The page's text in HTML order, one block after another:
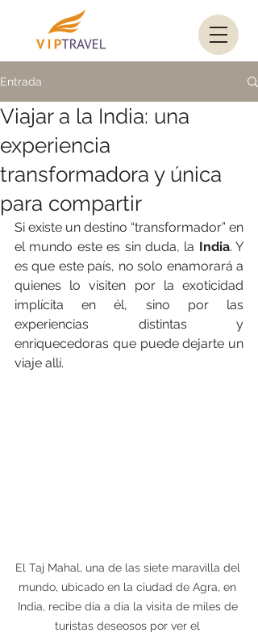
Entrada
Viajar a la India: una
experiencia
transformadora y única
para compartir
Si existe un destino “transformador” en
el mundo este es sin duda, la India. Y
es que este país, no solo enamorará a
quienes lo visiten por la exoticidad
implícita en él, sino por las
experiencias distintas y
enriquecedoras que puede dejarte un
viaje allí.
El Taj Mahal, una de las siete maravilla del
mundo, ubicado en la ciudad de Agra, en
India, recibe día a día la visita de miles de
turistas deseosos por ver el